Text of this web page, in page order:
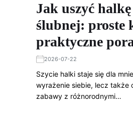
Jak uszyć
ślubnej: proste
praktyczne
2026-07-22
Szycie halki staje się dla
wyrażenie siebie, lecz także
zabawy z różnorodnymi…